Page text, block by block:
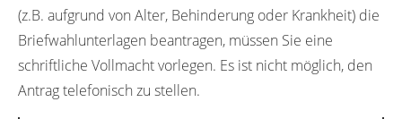
(z.B. aufgrund von Alter, Behinderung oder Krankheit) die
Briefwahlunterlagen beantragen, müssen Sie eine
schriftliche Vollmacht vorlegen. Es ist nicht möglich, den
Antrag telefonisch zu stellen.